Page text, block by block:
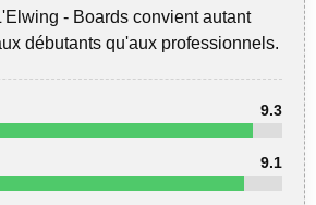
- Boards convient autant
débutants qu'aux professionnels.
9.3
9.1